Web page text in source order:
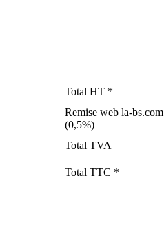
Total HT *
Remise web la-bs.com
(0,5%)
Total TVA
Total TTC *